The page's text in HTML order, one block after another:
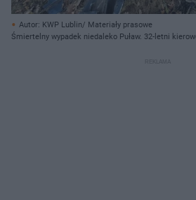
Autor: KWP Lublin/ Materiały prasowe
Śmiertelny wypadek niedaleko Puław. 32-letni